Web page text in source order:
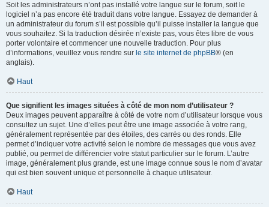
Soit les administrateurs n’ont pas installé votre langue sur le forum, soit le
logiciel n’a pas encore été traduit dans votre langue. Essayez de demander à
un administrateur du forum s’il est possible qu’il puisse installer la langue que
vous souhaitez. Si la traduction désirée n’existe pas, vous êtes libre de vous
porter volontaire et commencer une nouvelle traduction. Pour plus
d’informations, veuillez vous rendre sur le site internet de phpBB® (en
anglais).
Haut
Que signifient les images situées à côté de mon nom d’utilisateur ?
Deux images peuvent apparaître à côté de votre nom d’utilisateur lorsque vous
consultez un sujet. Une d’elles peut être une image associée à votre rang,
généralement représentée par des étoiles, des carrés ou des ronds. Elle
permet d’indiquer votre activité selon le nombre de messages que vous avez
publié, ou permet de différencier votre statut particulier sur le forum. L’autre
image, généralement plus grande, est une image connue sous le nom d’avatar
qui est bien souvent unique et personnelle à chaque utilisateur.
Haut